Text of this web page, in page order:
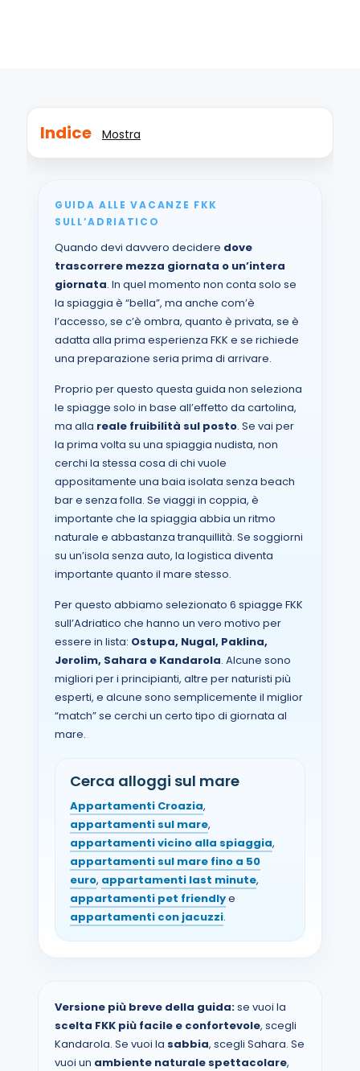
Indice Mostra
GUIDA ALLE VACANZE FKK
SULL’ADRIATICO
Quando devi davvero decidere dove
trascorrere mezza giornata o un’intera
giornata. In quel momento non conta solo se
la spiaggia è “bella”, ma anche com’è
l’accesso, se c’è ombra, quanto è privata, se è
adatta alla prima esperienza FKK e se richiede
una preparazione seria prima di arrivare.
Proprio per questo questa guida non seleziona
le spiagge solo in base all’effetto da cartolina,
ma alla reale fruibilità sul posto. Se vai per
la prima volta su una spiaggia nudista, non
cerchi la stessa cosa di chi vuole
appositamente una baia isolata senza beach
bar e senza folla. Se viaggi in coppia, è
importante che la spiaggia abbia un ritmo
naturale e abbastanza tranquillità. Se soggiorni
su un’isola senza auto, la logistica diventa
importante quanto il mare stesso.
Per questo abbiamo selezionato 6 spiagge FKK
sull’Adriatico che hanno un vero motivo per
essere in lista: Ostupa, Nugal, Paklina,
Jerolim, Sahara e Kandarola. Alcune sono
migliori per i principianti, altre per naturisti più
esperti, e alcune sono semplicemente il miglior
“match” se cerchi un certo tipo di giornata al
mare.
Cerca alloggi sul mare
Appartamenti Croazia,
appartamenti sul mare,
appartamenti vicino alla spiaggia,
appartamenti sul mare fino a 50
euro, appartamenti last minute,
appartamenti pet friendlye
appartamenti con jacuzzi.
Versione più breve della guida:se vuoi la
scelta FKK più facile e confortevole, scegli
Kandarola. Se vuoi la sabbia, scegli Sahara. Se
vuoi un ambiente naturale spettacolare,